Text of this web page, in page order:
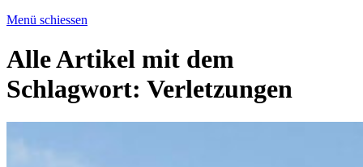
Menü schiessen
Alle Artikel mit dem
Schlagwort: Verletzungen